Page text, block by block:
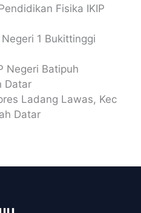
Fisika IKIP
1 Bukittinggi
Negeri Batipuh
Datar
Ladang Lawas, Kec
Datar